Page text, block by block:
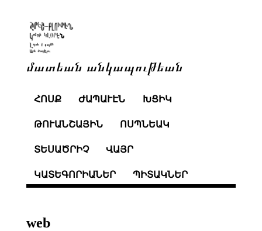
մատեան անկապութեան
ՀՈՍՔ ԺԱՊԱՒԷՆ ԽՑԻԿ
ԹՈՒԱՆՇԱՅԻՆ ՈՍՊՆԵԱԿ
ՏԵՍԱԾՐԻՉ ՎԱՅՐ
ԿԱՏԵԳՈՐԻԱՆԵՐ ՊԻՏԱԿՆԵՐ
web